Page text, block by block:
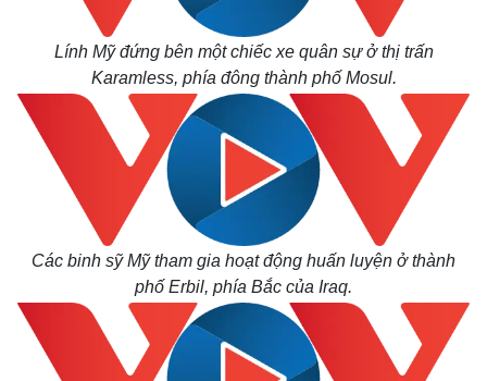
Lính Mỹ đứng bên một chiếc xe quân sự ở thị trấn
Karamless, phía đông thành phố Mosul.
Các binh sỹ Mỹ tham gia hoạt động huấn luyện ở thành
phố Erbil, phía Bắc của Iraq.